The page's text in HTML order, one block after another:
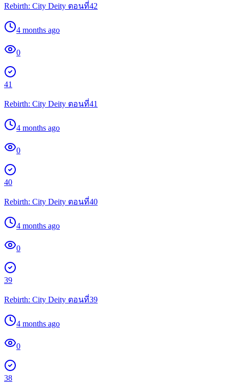
Rebirth: City Deity ตอนที่42
4 months ago
0
41
Rebirth: City Deity ตอนที่41
4 months ago
0
40
Rebirth: City Deity ตอนที่40
4 months ago
0
39
Rebirth: City Deity ตอนที่39
4 months ago
0
38